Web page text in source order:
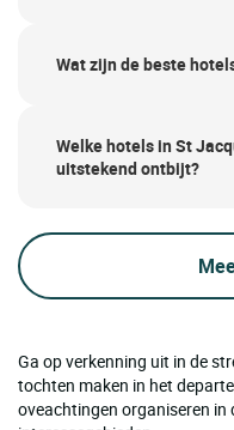
Wat zijn de beste
Welke hotels in St
uitstekend ontbijt?
Ga op verkenning uit in de
tochten maken in het
oveachtingen organiseren in